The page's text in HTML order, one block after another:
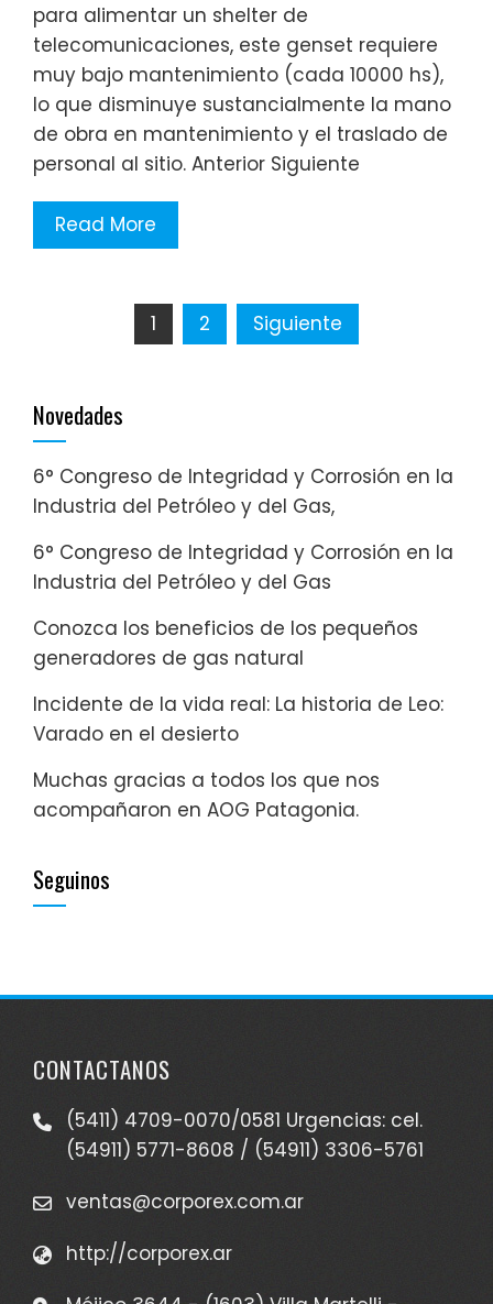
para alimentar un shelter de
telecomunicaciones, este genset requiere
muy bajo mantenimiento (cada 10000 hs),
lo que disminuye sustancialmente la mano
de obra en mantenimiento y el traslado de
personal al sitio. Anterior Siguiente
Read More
Paginación
entradas
1 2 Siguiente
Novedades
6° Congreso de Integridad y Corrosión en la
Industria del Petróleo y del Gas,
6° Congreso de Integridad y Corrosión en la
Industria del Petróleo y del Gas
Conozca los beneficios de los pequeños
generadores de gas natural
Incidente de la vida real: La historia de Leo:
Varado en el desierto
Muchas gracias a todos los que nos
acompañaron en AOG Patagonia.
Seguinos
CONTACTANOS
(5411) 4709-0070/0581 Urgencias: cel.
(54911) 5771-8608 / (54911) 3306-5761
ventas@corporex.com.ar
http://corporex.ar